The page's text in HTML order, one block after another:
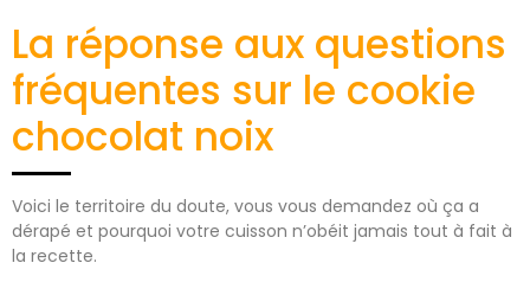
La réponse aux questions
fréquentes sur le cookie
chocolat noix
Voici le territoire du doute, vous vous demandez où ça a
dérapé et pourquoi votre cuisson n’obéit jamais tout à fait à
la recette.